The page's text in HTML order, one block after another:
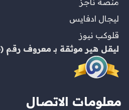
منصة ناجز
ليجال ادفايس
قلوكب نيوز
ليقل هير موثقة بـ معروف رقم (167215).
معلومات الاتصال